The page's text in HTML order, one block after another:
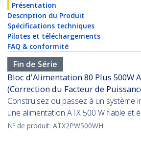
Présentation
Description du Produit
Spécifications techniques
Pilotes et téléchargements
FAQ & conformité
Fin de Série
Bloc d'Alimentation 80 Plus 500W
(Correction du Facteur de
Construisez ou passez à un système
une alimentation ATX 500 W fiable et
Nº de produit: ATX2PW500WH